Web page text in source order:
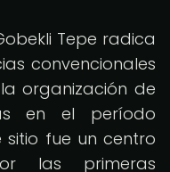
Tepe radica
convencionales
organización de
en el período
sitio fue un centro
las primeras